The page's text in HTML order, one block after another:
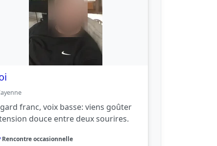
franc, voix basse: viens goûter
douce entre deux sourires.
Rencontre occasionnelle